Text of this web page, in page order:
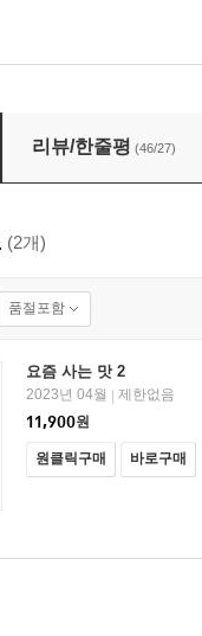
리뷰/한줄평 (46/27)
(2개)
품절포함
요즘 사는 맛 2
2023년 04월
제한없음
11,900원
원클릭구매 바로구매